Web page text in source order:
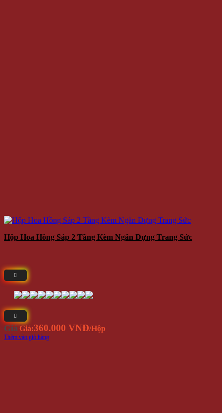
Hộp Hoa Hồng Sáp 2 Tầng Kèm Ngăn Đựng Trang Sức
Giá Giá:360.000 VNĐ/Hộp
Thêm vào giỏ hàng